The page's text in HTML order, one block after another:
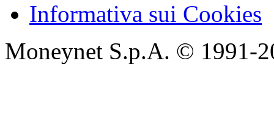
Informativa sui Cookies
Moneynet S.p.A. © 1991-